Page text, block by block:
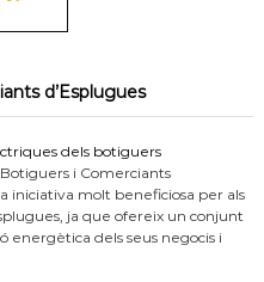
d’Esplugues
dels botiguers
i Comerciants
iniciativa molt beneficiosa per als
ja que ofereix un conjunt
energètica dels seus negocis i